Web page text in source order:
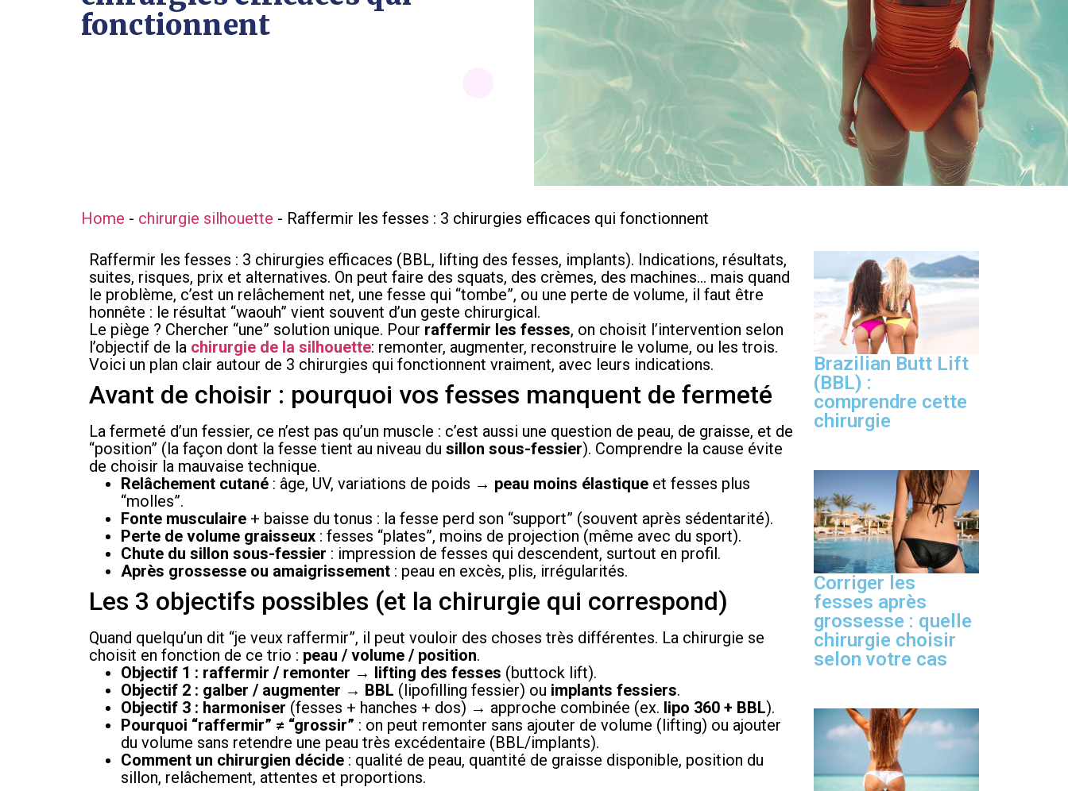
fonctionnent
Home - chirurgie silhouette - Raffermir les fesses : 3 chirurgies efficaces qui fonctionnent
Raffermir les fesses : 3 chirurgies efficaces (BBL, lifting des fesses, implants). Indications, résultats,
suites, risques, prix et alternatives. On peut faire des squats, des crèmes, des machines… mais quand
le problème, c’est un relâchement net, une fesse qui “tombe”, ou une perte de volume, il faut être
honnête : le résultat “waouh” vient souvent d’un geste chirurgical.
Le piège ? Chercher “une” solution unique. Pour raffermir les fesses, on choisit l’intervention selon
l’objectif de la chirurgie de la silhouette: remonter, augmenter, reconstruire le volume, ou les trois.
Voici un plan clair autour de 3 chirurgies qui fonctionnent vraiment, avec leurs indications.
Avant de choisir : pourquoi vos fesses manquent de fermeté
La fermeté d’un fessier, ce n’est pas qu’un muscle : c’est aussi une question de peau, de graisse, et de
“position” (la façon dont la fesse tient au niveau du sillon sous-fessier). Comprendre la cause évite
de choisir la mauvaise technique.
Relâchement cutané : âge, UV, variations de poids → peau moins élastique et fesses plus
“molles”.
Fonte musculaire + baisse du tonus : la fesse perd son “support” (souvent après sédentarité).
Perte de volume graisseux : fesses “plates”, moins de projection (même avec du sport).
Chute du sillon sous-fessier : impression de fesses qui descendent, surtout en profil.
Après grossesse ou amaigrissement : peau en excès, plis, irrégularités.
Les 3 objectifs possibles (et la chirurgie qui correspond)
Quand quelqu’un dit “je veux raffermir”, il peut vouloir des choses très différentes. La chirurgie se
choisit en fonction de ce trio : peau / volume / position.
Objectif 1 : raffermir / remonter → lifting des fesses (buttock lift).
Objectif 2 : galber / augmenter → BBL (lipofilling fessier) ou implants fessiers.
Objectif 3 : harmoniser (fesses + hanches + dos) → approche combinée (ex. lipo 360 + BBL).
Pourquoi “raffermir” ≠ “grossir” : on peut remonter sans ajouter de volume (lifting) ou ajouter
du volume sans retendre une peau très excédentaire (BBL/implants).
Comment un chirurgien décide : qualité de peau, quantité de graisse disponible, position du
sillon, relâchement, attentes et proportions.
Brazilian Butt Lift
(BBL) :
comprendre cette
chirurgie
Corriger les
fesses après
grossesse : quelle
chirurgie choisir
selon votre cas